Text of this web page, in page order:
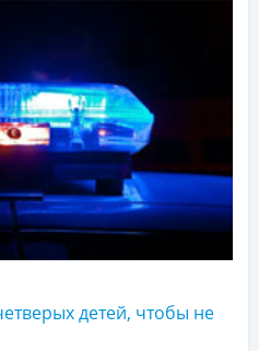
детей, чтобы не